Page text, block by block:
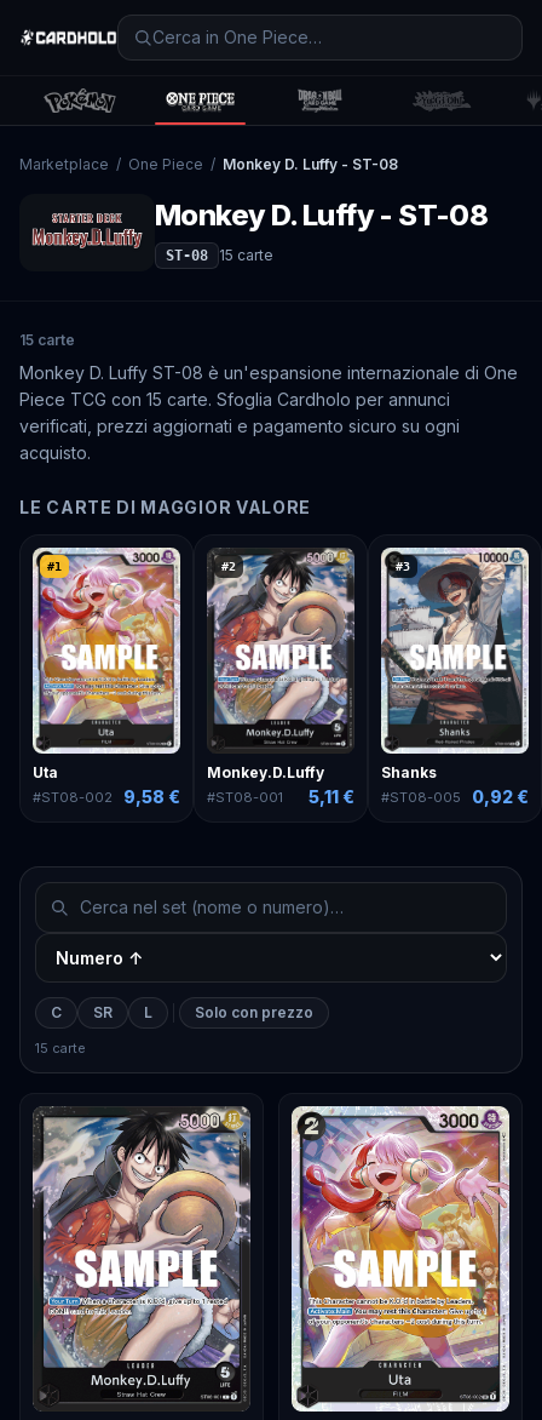
Marketplace / One Piece / Monkey D. Luffy - ST-08
Monkey D. Luffy - ST-08
ST-08 15 carte
15 carte
Monkey D. Luffy ST-08 è un'espansione internazionale di One
Piece TCG con 15 carte. Sfoglia Cardholo per annunci
verificati, prezzi aggiornati e pagamento sicuro su ogni
acquisto.
LE CARTE DI MAGGIOR VALORE
#1
Uta
#ST08-002 9,58 €
#2
Monkey.D.Luffy
#ST08-001 5,11 €
#3
Shanks
#ST08-005 0,92 €
C SR L Solo con prezzo
15 carte